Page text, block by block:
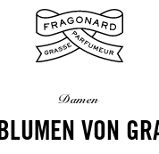
damen
VON